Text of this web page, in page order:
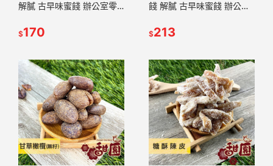
解膩 古早味蜜餞 辦公室零
園】
$170
餞 解膩 古早味蜜餞 辦公室
【甜園】
$213